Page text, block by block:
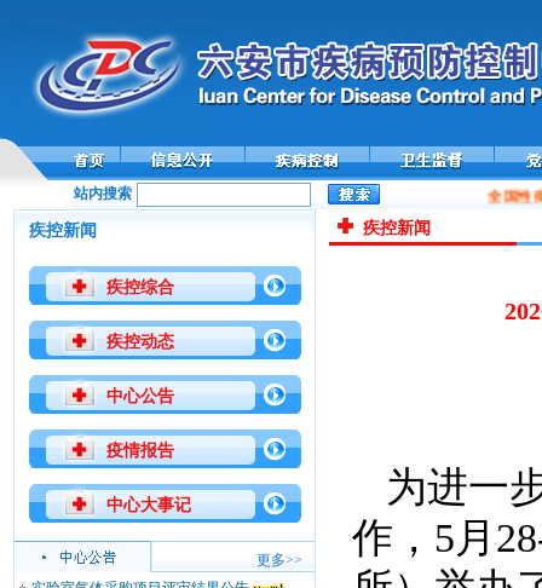
站内搜索 全国性
疾控新闻
疾控综合
疾控动态
中心公告
疫情报告
中心大事记
更多>>
疾控新闻
为进一
作，5月